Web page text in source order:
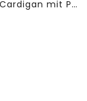
Kurzarm Cardigan mit Polokragen